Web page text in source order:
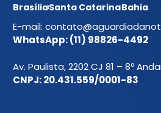
BrasíliaSanta CatarinaBahia
E-mail:
WhatsApp: (11) 98826-4492
Av. Paulista, 2202 CJ 81 – 8º
CNPJ: 20.431.559/0001-83